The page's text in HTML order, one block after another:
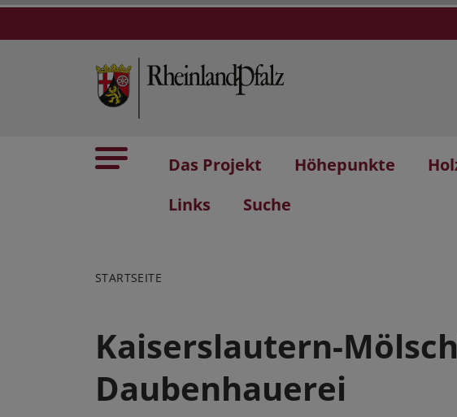
Das Projekt Höhepunkte
Links
Suche
STARTSEITE
Kaiserslautern-
Daubenhauerei